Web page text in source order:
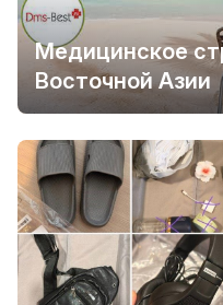
Медицинское
Восточной Азии